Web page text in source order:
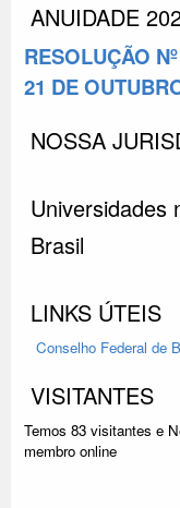
ANUIDADE
RESOLUÇÃO
21 DE
NOSSA
Universidades
Brasil
LINKS ÚTEIS
Conselho Federal de
VISITANTES
Temos 83 visitantes e
membro online